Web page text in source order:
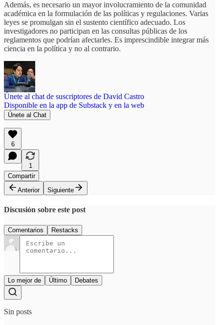
Además, es necesario un mayor involucramiento de la comunidad
académica en la formulación de las políticas y regulaciones. Varias
leyes se promulgan sin el sustento científico adecuado. Los
investigadores no participan en las consultas públicas de los
reglamentos que podrían afectarles. Es imprescindible integrar más
ciencia en la política y no al contrario.
Únete al chat de suscriptores de David Castro
Disponible en la app de Substack y en la web
Únete al Chat
6
1
Compartir
Anterior
Siguiente
Discusión sobre este post
Comentarios Restacks
Lo mejor de Último Debates
Sin posts